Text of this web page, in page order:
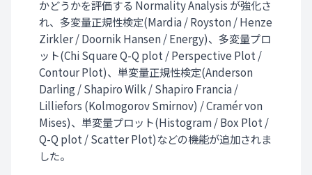
かどうかを評価する Normality Analysis が強化さ
れ、多変量正規性検定(Mardia / Royston / Henze
Zirkler / Doornik Hansen / Energy)、多変量プロ
ット(Chi Square Q-Q plot / Perspective Plot /
Contour Plot)、単変量正規性検定(Anderson
Darling / Shapiro Wilk / Shapiro Francia /
Lilliefors (Kolmogorov Smirnov) / Cramér von
Mises)、単変量プロット(Histogram / Box Plot /
Q-Q plot / Scatter Plot)などの機能が追加されま
した。